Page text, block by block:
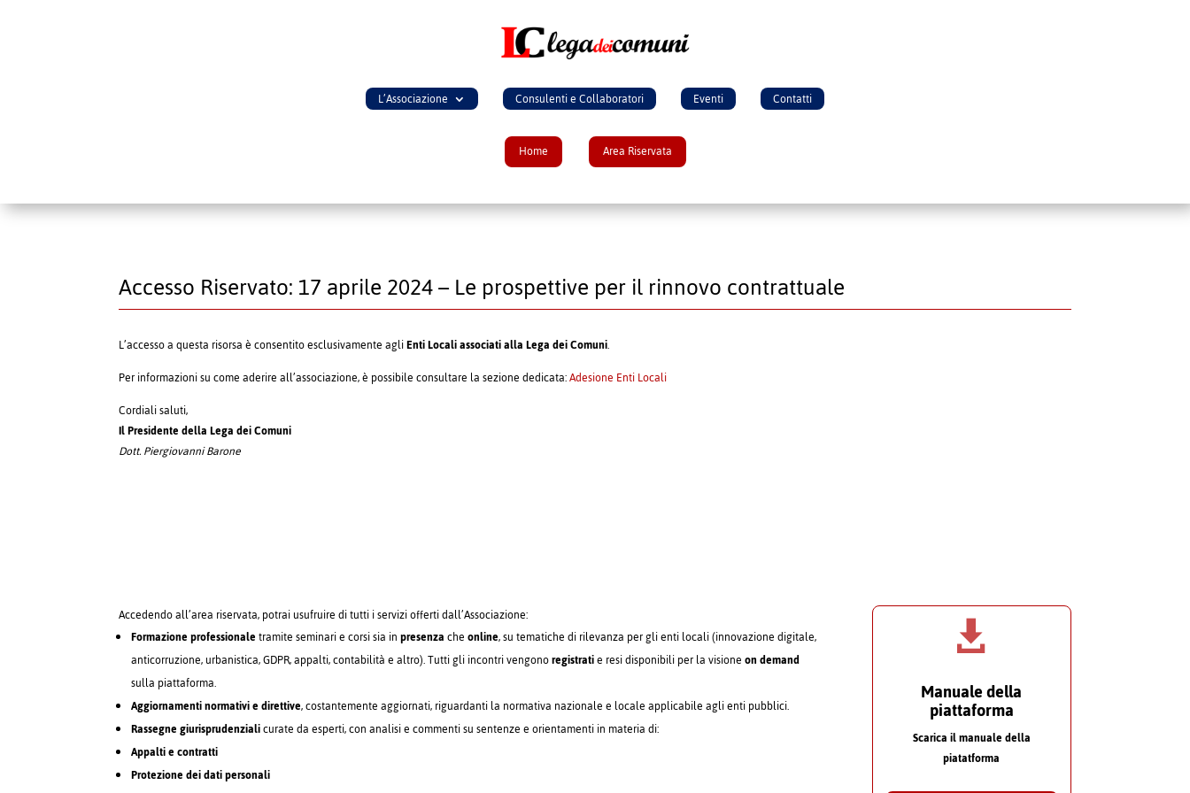
L’Associazione Consulenti e Collaboratori Eventi Contatti
Home Area Riservata
Accesso Riservato: 17 aprile 2024 – Le prospettive per il rinnovo​ contrattuale
L’accesso a questa risorsa è consentito esclusivamente agliEnti Locali associati alla Lega dei Comuni.
Per informazioni su come aderire all’associazione, è possibile consultare la sezione dedicata:Adesione Enti Locali
Cordiali saluti,
Il Presidente della Lega dei Comuni
Dott. Piergiovanni Barone
Accedendo all’area riservata, potrai usufruire di tutti i servizi offerti dall’Associazione:
Formazione professionaletramite seminari e corsi sia inpresenzacheonline, su tematiche di rilevanza per gli enti locali (innovazione digitale,
anticorruzione, urbanistica, GDPR, appalti, contabilità e altro). Tutti gli incontri vengonoregistratie resi disponibili per la visioneon demand
sulla piattaforma.
Aggiornamenti normativi e direttive, costantemente aggiornati, riguardanti la normativa nazionale e locale applicabile agli enti pubblici.
Rassegne giurisprudenzialicurate da esperti, con analisi e commenti su sentenze e orientamenti in materia di:
Appalti e contratti
Protezione dei dati personali

Manuale della
piattaforma
Scarica il manuale della
piatatforma